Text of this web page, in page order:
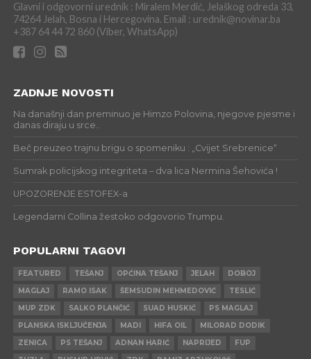
Glavni i odgovorni urednik : Miralem Merdić, Jelaškog odreda 33,
74264 Jelah, Bosna i Hercegovina. Email : urednik@novinar.ba
+387 64 44 72 860 (Viber, WhatsApp)
ZADNJE NOVOSTI
Na današnji dan preminuo je Himzo Polovina, njegove pjesme i
danas diraju u srce..
Beč preuzeo trajnu brigu o spomeniku : „Cvijet Srebrenice“
Sumrak policijskog integriteta – dva lica Nermina Šehovića !
UPOZORENJE ESTOFEX-a
Legendarni Collina žestoko odgovorio Trumpu.
POPULARNI TAGOVI
FEATURED TEŠANJ OPĆINA TEŠANJ JELAH
DOBOJ
MAGLAJ
RAMO ISAK ŠEMSUDIN MEHMEDOVIĆ
TESLIĆ
MUP ZDK
SALKO PLANČIĆ SUAD HUSKIĆ
PS MAGLAJ
PLANSKA ISKLJUČENJA
MADI HIFA OIL
MILORAD DODIK
ZENICA
PS TEŠANJ ADNAN HARIĆ NAPRIJED
FUP